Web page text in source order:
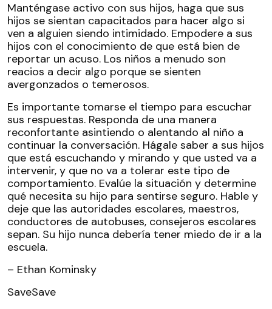
Manténgase activo con sus hijos, haga que sus
hijos se sientan capacitados para hacer algo si
ven a alguien siendo intimidado. Empodere a sus
hijos con el conocimiento de que está bien de
reportar un acuso. Los niños a menudo son
reacios a decir algo porque se sienten
avergonzados o temerosos.
Es importante tomarse el tiempo para escuchar
sus respuestas. Responda de una manera
reconfortante asintiendo o alentando al niño a
continuar la conversación. Hágale saber a sus hijos
que está escuchando y mirando y que usted va a
intervenir, y que no va a tolerar este tipo de
comportamiento. Evalúe la situación y determine
qué necesita su hijo para sentirse seguro. Hable y
deje que las autoridades escolares, maestros,
conductores de autobuses, consejeros escolares
sepan. Su hijo nunca debería tener miedo de ir a la
escuela.
– Ethan Kominsky
SaveSave